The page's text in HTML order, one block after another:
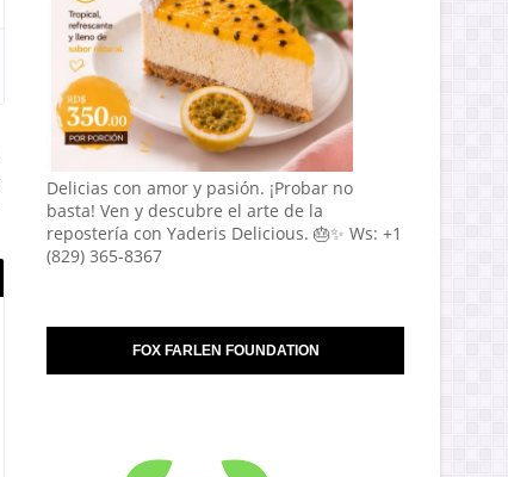
Delicias con amor y pasión. ¡Probar no
basta! Ven y descubre el arte de la
repostería con Yaderis Delicious. 🎂✨ Ws: +1
(829) 365-8367
FOX FARLEN FOUNDATION